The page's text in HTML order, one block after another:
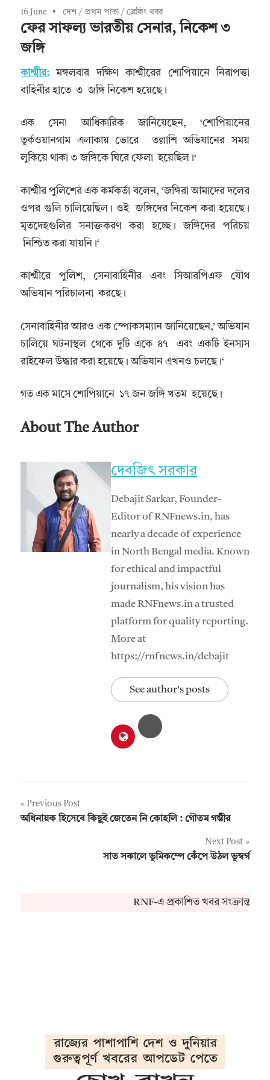
16 June দেশ / প্রথম পাতা / ব্রেকিং খবর
ফের সাফল্য ভারতীয় সেনার, নিকেশ ৩
জঙ্গি
কাশ্মীর: মঙ্গলবার দক্ষিণ কাশ্মীরের শোপিয়ানে নিরাপত্তা
বাহিনীর হাতে ৩ জঙ্গি নিকেশ হয়েছে।
এক সেনা আধিকারিক জানিয়েছেন, ‘শোপিয়ানের
তুর্কওয়ানগাম এলাকায় ভোরে তল্লাশি অভিযানের সময়
লুকিয়ে থাকা ৩ জঙ্গিকে ঘিরে ফেলা হয়েছিল।‘
কাশ্মীর পুলিশের এক কর্মকর্তা বলেন, ‘জঙ্গিরা আমাদের দলের
ওপর গুলি চালিয়েছিল। ওই জঙ্গিদের নিকেশ করা হয়েছে।
মৃতদেহগুলির সনাক্তকরণ করা হচ্ছে। জঙ্গিদের পরিচয়
নিশ্চিত করা যায়নি।‘
কাশ্মীরে পুলিশ, সেনাবাহিনীর এবং সিআরপিএফ যৌথ
অভিযান পরিচালনা করছে।
সেনাবাহিনীর আরও এক স্পোকসম্যান জানিয়েছেন,’ অভিযান
চালিয়ে ঘটনাস্থল থেকে দুটি একে ৪৭ এবং একটি ইনসাস
রাইফেল উদ্ধার করা হয়েছে। অভিযান এখনও চলছে।‘
গত এক মাসে শোপিয়ানে ১৭ জন জঙ্গি খতম হয়েছে।
About The Author
দেবজিৎ সরকার
Debajit Sarkar, Founder-
Editor of RNFnews.in, has
nearly a decade of experience
in North Bengal media. Known
for ethical and impactful
journalism, his vision has
made RNFnews.in a trusted
platform for quality reporting.
More at
https://rnfnews.in/debajit
See author's posts
Post
Previous Post
অধিনায়ক হিসেবে কিছুই জেতেন নি কোহলি : গৌতম গম্ভীর
Next Post
সাত সকালে ভূমিকম্পে কেঁপে উঠল ভূস্বর্গ
RNF-এ প্রকাশিত খবর সংক্রান্ত